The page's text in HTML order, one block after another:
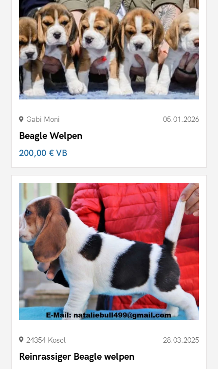
Gabi Moni 05.01.2026
Beagle Welpen
200,00 €VB
24354 Kosel 28.03.2025
Reinrassiger Beagle welpen